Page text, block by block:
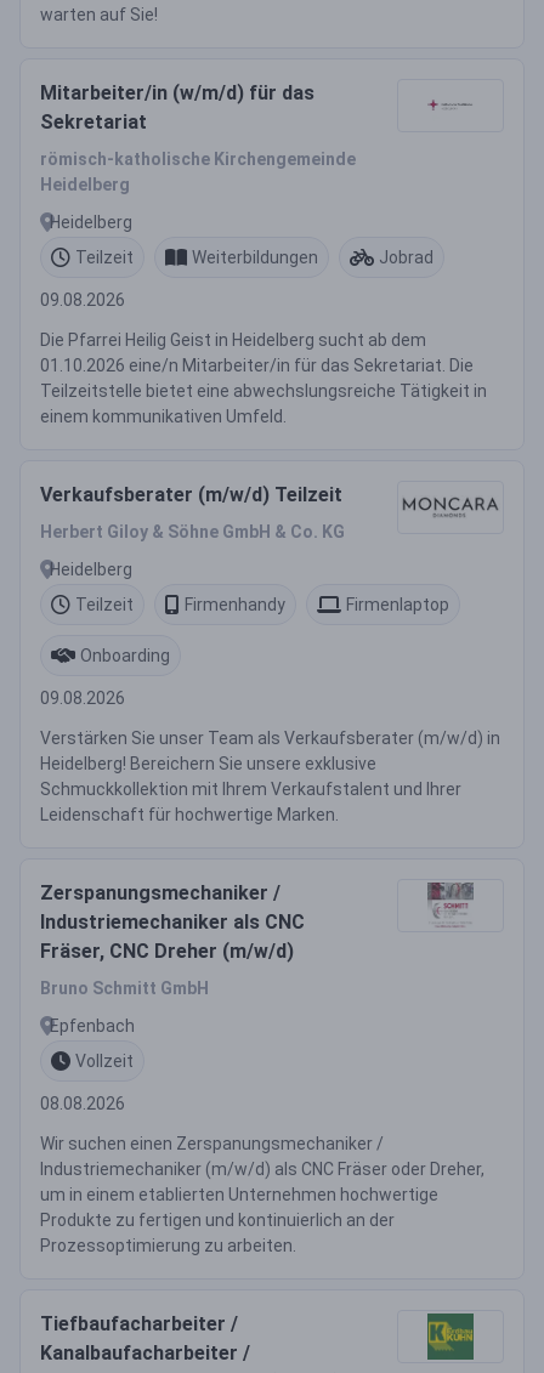
warten auf Sie!
Mitarbeiter/in (w/m/d) für das
Sekretariat
römisch-katholische Kirchengemeinde
Heidelberg
Heidelberg
Teilzeit
Weiterbildungen Jobrad
09.08.2026
Die Pfarrei Heilig Geist in Heidelberg sucht ab dem
01.10.2026 eine/n Mitarbeiter/in für das Sekretariat. Die
Teilzeitstelle bietet eine abwechslungsreiche Tätigkeit in
einem kommunikativen Umfeld.
Verkaufsberater (m/w/d) Teilzeit
Herbert Giloy & Söhne GmbH & Co. KG
Heidelberg
Teilzeit
Firmenhandy Firmenlaptop
Onboarding
09.08.2026
Verstärken Sie unser Team als Verkaufsberater (m/w/d) in
Heidelberg! Bereichern Sie unsere exklusive
Schmuckkollektion mit Ihrem Verkaufstalent und Ihrer
Leidenschaft für hochwertige Marken.
Zerspanungsmechaniker /
Industriemechaniker als CNC
Fräser, CNC Dreher (m/w/d)
Bruno Schmitt GmbH
Epfenbach
Vollzeit
08.08.2026
Wir suchen einen Zerspanungsmechaniker /
Industriemechaniker (m/w/d) als CNC Fräser oder Dreher,
um in einem etablierten Unternehmen hochwertige
Produkte zu fertigen und kontinuierlich an der
Prozessoptimierung zu arbeiten.
Tiefbaufacharbeiter /
Kanalbaufacharbeiter /